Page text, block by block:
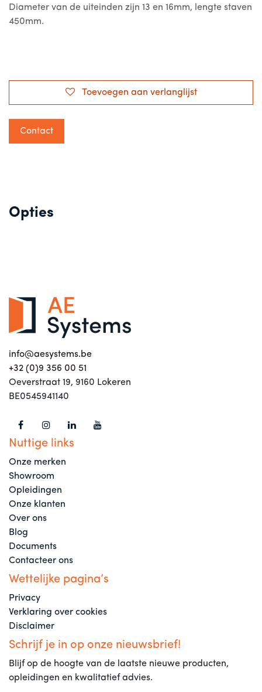
Diameter van de uiteinden zijn 13 en 16mm, lengte staven
450mm.
Toevoegen aan verlanglijst
Contact
Opties
info@aesystems.be
+32 (0)9 356 00 51
Oeverstraat 19, 9160 Lokeren
BE0545941140
Nuttige links
Onze merken
Showroom
Opleidingen
Onze klanten
Over ons
Blog
Documents
Contacteer ons
Wettelijke pagina’s
Privacy
Verklaring over cookies
Disclaimer
Schrijf je in op onze nieuwsbrief!
Blijf op de hoogte van de laatste nieuwe producten,
opleidingen en kwalitatief advies.